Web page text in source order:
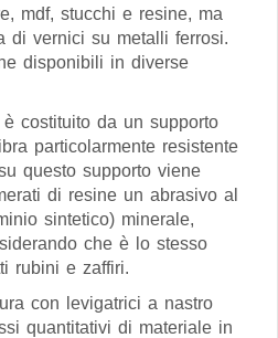
mdf, stucchi e resine, ma
di vernici su metalli ferrosi.
disponibili in diverse
costituito da un supporto
particolarmente resistente
questo supporto viene
di resine un abrasivo al
sintetico) minerale,
che è lo stesso
rubini e zaffiri.
con levigatrici a nastro
quantitativi di materiale in